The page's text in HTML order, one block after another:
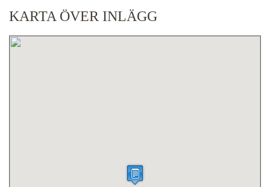
KARTA ÖVER INLÄGG